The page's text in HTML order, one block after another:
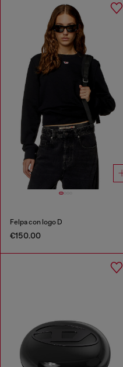
Felpa con logo D
€150.00